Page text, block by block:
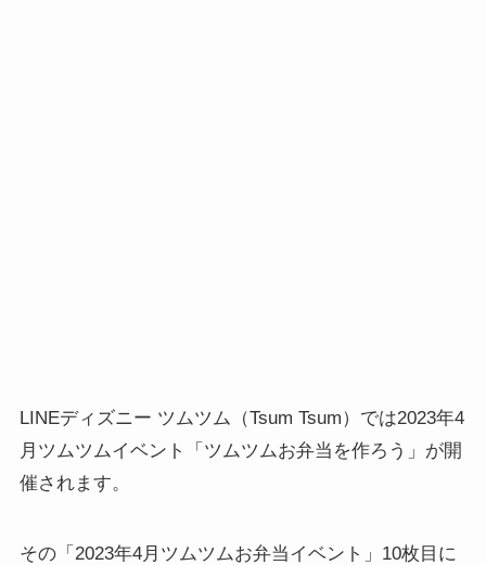
LINEディズニー ツムツム（Tsum Tsum）では2023年4
月ツムツムイベント「ツムツムお弁当を作ろう」が開
催されます。
その「2023年4月ツムツムお弁当イベント」10枚目に